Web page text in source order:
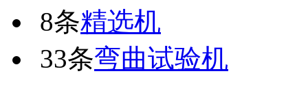
8条精选机
33条弯曲试验机